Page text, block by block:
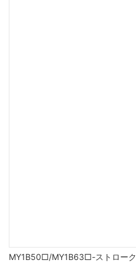
MY1B50□/MY1B63□-ストローク